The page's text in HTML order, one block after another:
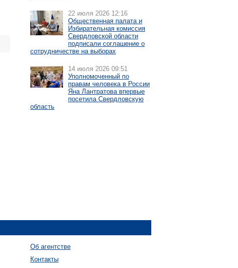
22 июля 2026 12:16
Общественная палата и
Избирательная комиссия
Свердловской области
подписали соглашение о
сотрудничестве на выборах
14 июля 2026 09:51
Уполномоченный по
правам человека в России
Яна Лантратова впервые
посетила Свердловскую
область
Об агентстве
Контакты